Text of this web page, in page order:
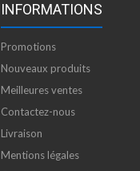
INFORMATIONS
Promotions
Nouveaux produits
Meilleures ventes
Contactez-nous
Livraison
Mentions légales